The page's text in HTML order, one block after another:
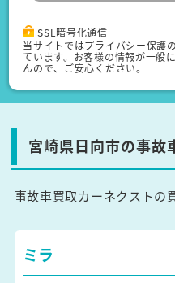
SSL暗号化通信
当サイトではプライバシー保護
ています。お客様の情報が一般
んので、ご安心ください。
宮崎県日向市の事故
事故車買取カーネクストの
ミラ